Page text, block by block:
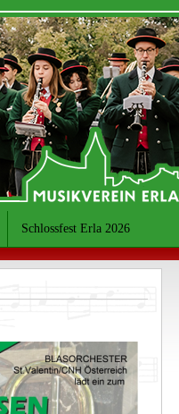
Schlossfest Erla 2026